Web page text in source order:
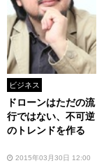
ビジネス
ドローンはただの流
行ではない、不可逆
のトレンドを作る
2015年03月30日 12:00